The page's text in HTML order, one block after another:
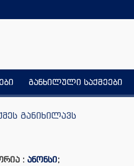
განხილული საქმეები
განიხილავს
: ანონსი;